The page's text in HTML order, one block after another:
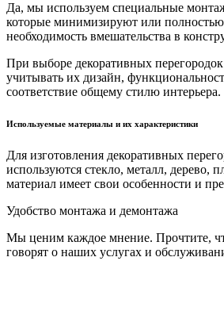
Да, мы используем специальные
которые минимизируют или
необходимость вмешательства в
При выборе декоративных
учитывать их дизайн,
соответствие общему стилю интерьера.
Используемые материалы и их характеристики
Для изготовления декоративных
используются стекло, металл, дерево,
материал имеет свои особенности и
Удобство монтажа и демонтажа
Мы ценим каждое мнение. Прочтите,
говорят о наших услугах и